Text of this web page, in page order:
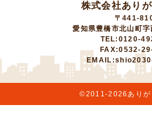
株式会社あり
〒441-
愛知県豊橋市北山町
TEL:0120-
FAX:0532-
©2011-2026ありが